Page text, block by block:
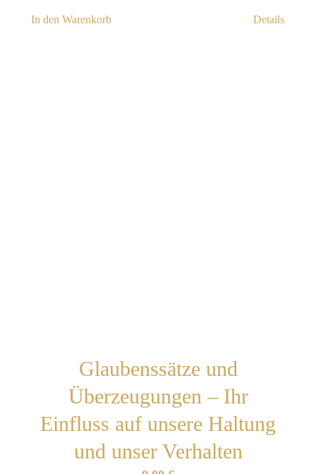
In den Warenkorb Details
Glaubenssätze und
Überzeugungen – Ihr
Einfluss auf unsere Haltung
und unser Verhalten